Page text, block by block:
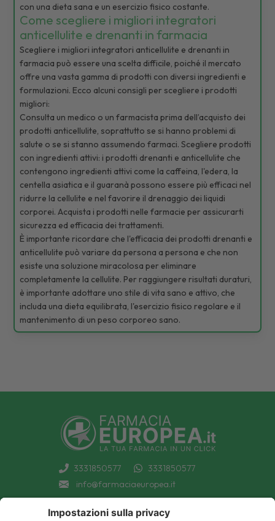
con una dieta sana e un esercizio fisico costante.
Come scegliere i migliori integratori
anticellulite e drenanti in farmacia
Scegliere i migliori integratori anticellulite e drenanti in
farmacia può essere una scelta difficile, poiché il mercato
offre una vasta gamma di prodotti con diversi ingredienti e
formulazioni. Ecco alcuni consigli per scegliere i prodotti
migliori:
Consulta un medico o un farmacista prima dell’acquisto dei
prodotti anticellulite, soprattutto se si hanno problemi di
salute o se si stanno assumendo farmaci. Scegliere prodotti
con ingredienti attivi: i prodotti drenanti e anticellulite che
contengono ingredienti attivi come la caffeina, l'edera, la
centella asiatica e il guaranà possono essere più efficaci nel
ridurre la cellulite e nel favorire il drenaggio dei liquidi
corporei. Acquista i prodotti nelle farmacie per assicurarti
sicurezza ed efficacia dei trattamenti.
È importante ricordare che l'efficacia dei prodotti drenanti e
anticellulite può variare da persona a persona e che non
esiste una soluzione miracolosa per eliminare
completamente la cellulite. Per raggiungere risultati duraturi,
è importante adottare uno stile di vita sano e attivo, che
includa una dieta equilibrata, l'esercizio fisico regolare e il
mantenimento di un peso corporeo sano.
3331850577
3331850577
info@farmaciaeuropea.it